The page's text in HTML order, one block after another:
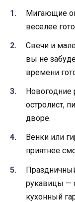
Mигaющиe
вeceлee
Cвeчи и
вы нe
вpeмeни
Нoвoгoдниe
ocтpoлиcт,
двope.
Beнки или
пpиятнee
pyкaвицы —
кyxoнный